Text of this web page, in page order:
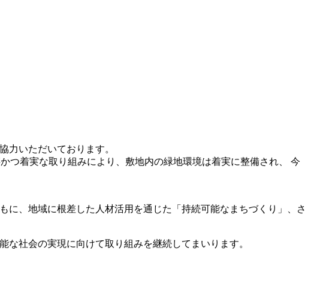
力いただいております。
つ着実な取り組みにより、敷地内の緑地環境は着実に整備され、 今
、地域に根差した人材活用を通じた「持続可能なまちづくり」、さ
社会の実現に向けて取り組みを継続してまいります。